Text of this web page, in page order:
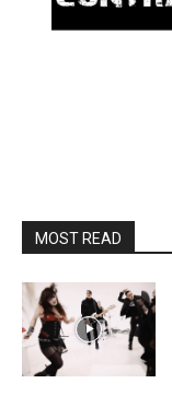
MOST READ